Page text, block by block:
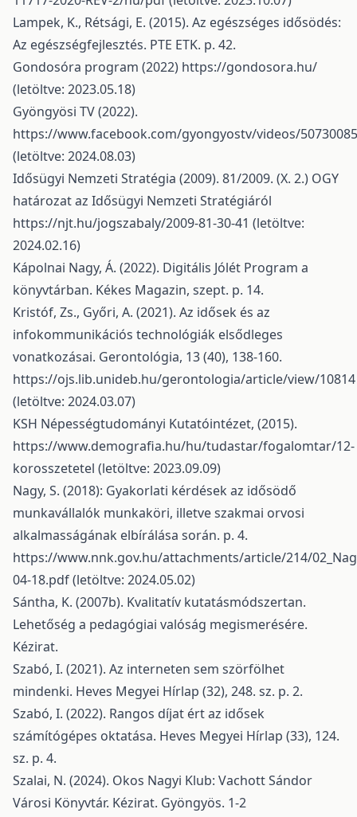
Lampek, K., Rétsági, E. (2015). Az egészséges idősödés:
Az egészségfejlesztés. PTE ETK. p. 42.
Gondosóra program (2022) https://gondosora.hu/
(letöltve: 2023.05.18)
Gyöngyösi TV (2022).
https://www.facebook.com/gyongyostv/videos/
(letöltve: 2024.08.03)
Idősügyi Nemzeti Stratégia (2009). 81/2009. (X. 2.) OGY
határozat az Idősügyi Nemzeti Stratégiáról
https://njt.hu/jogszabaly/2009-81-30-41 (letöltve:
2024.02.16)
Kápolnai Nagy, Á. (2022). Digitális Jólét Program a
könyvtárban. Kékes Magazin, szept. p. 14.
Kristóf, Zs., Győri, A. (2021). Az idősek és az
infokommunikációs technológiák elsődleges
vonatkozásai. Gerontológia, 13 (40), 138-160.
https://ojs.lib.unideb.hu/gerontologia/article/view/10814
(letöltve: 2024.03.07)
KSH Népességtudományi Kutatóintézet, (2015).
https://www.demografia.hu/hu/tudastar/fogalomtar/12-
korosszetetel (letöltve: 2023.09.09)
Nagy, S. (2018): Gyakorlati kérdések az idősödő
munkavállalók munkaköri, illetve szakmai orvosi
alkalmasságának elbírálása során. p. 4.
https://www.nnk.gov.hu/attachments/article/214/
04-18.pdf(letöltve: 2024.05.02)
Sántha, K. (2007b). Kvalitatív kutatásmódszertan.
Lehetőség a pedagógiai valóság megismerésére.
Kézirat.
Szabó, I. (2021). Az interneten sem szörfölhet
mindenki. Heves Megyei Hírlap (32), 248. sz. p. 2.
Szabó, I. (2022). Rangos díjat ért az idősek
számítógépes oktatása. Heves Megyei Hírlap (33), 124.
sz. p. 4.
Szalai, N. (2024). Okos Nagyi Klub: Vachott Sándor
Városi Könyvtár. Kézirat. Gyöngyös. 1-2